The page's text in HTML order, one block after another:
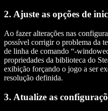
2. Ajuste as opções de
Ao fazer alterações nas
possível corrigir o problema da
de linha de comando “-
propriedades da biblioteca do
exibição forçando o jogo a ser
resolução definida.
3. Atualize as